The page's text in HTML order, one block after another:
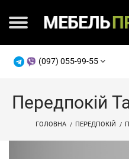
(097) 055-99-55
Передпокій
ГОЛОВНА ПЕРЕДПОКІЙ